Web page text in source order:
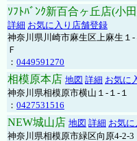
ｿﾌﾄﾊﾞﾝｸ新百合ヶ丘店(小
詳細 お気に入り店舗登録
神奈川県川崎市麻生区上麻生
Ｆ
： 0449591270
相模原本店 地図 詳細 お気に
神奈川県相模原市横山１-１-１
： 0427531516
NEW城山店 地図 詳細 お気
神奈川県相模原市緑区向原4-2-3